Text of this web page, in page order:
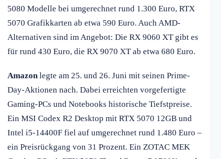
5080 Modelle bei umgerechnet rund 1.300 Euro, RTX
5070 Grafikkarten ab etwa 590 Euro. Auch AMD-
Alternativen sind im Angebot: Die RX 9060 XT gibt es
für rund 430 Euro, die RX 9070 XT ab etwa 680 Euro.
Amazonlegte am 25. und 26. Juni mit seinen Prime-
Day-Aktionen nach. Dabei erreichten vorgefertigte
Gaming-PCs und Notebooks historische Tiefstpreise.
Ein MSI Codex R2 Desktop mit RTX 5070 12GB und
Intel i5-14400F fiel auf umgerechnet rund 1.480 Euro –
ein Preisrückgang von 31 Prozent. Ein ZOTAC MEK